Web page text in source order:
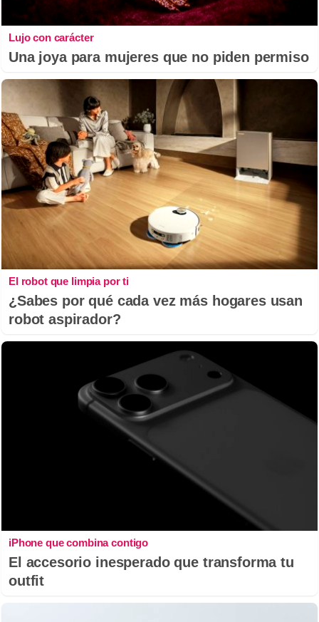
Lujo con carácter
Una joya para mujeres que no piden permiso
El robot que limpia por ti
¿Sabes por qué cada vez más hogares usan
robot aspirador?
iPhone que combina contigo
El accesorio inesperado que transforma tu
outfit